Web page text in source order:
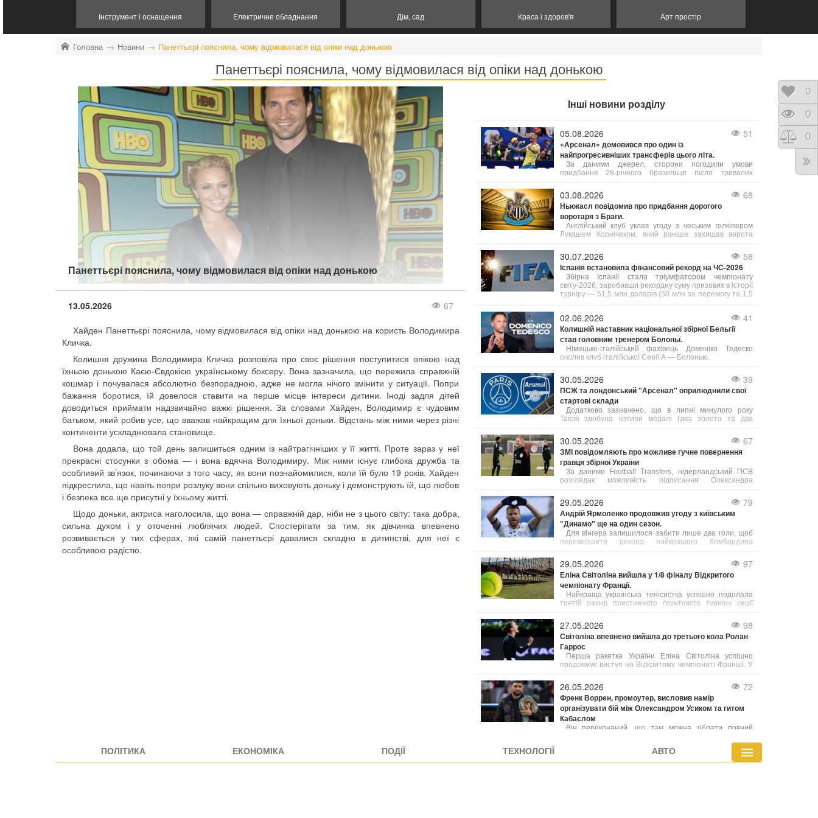
Інструмент і оснащення Електричне обладнання Дім, сад Краса і здоров'я Арт простір
Головна Новини Панеттьєрі пояснила, чому відмовилася від опіки над донькою
Панеттьєрі пояснила, чому відмовилася від опіки над донькою
Панеттьєрі пояснила, чому відмовилася від опіки над донькою
13.05.2026
67
Хайден Панеттьєрі пояснила, чому відмовилася від опіки над донькою на користь Володимира
Кличка.
Колишня дружина Володимира Кличка розповіла про своє рішення поступитися опікою над
їхньою донькою Каєю-Євдокією українському боксеру. Вона зазначила, що пережила справжній
кошмар і почувалася абсолютно безпорадною, адже не могла нічого змінити у ситуації. Попри
бажання боротися, їй довелося ставити на перше місце інтереси дитини. Іноді задля дітей
доводиться приймати надзвичайно важкі рішення. За словами Хайден, Володимир є чудовим
батьком, який робив усе, що вважав найкращим для їхньої доньки. Відстань між ними через різні
континенти ускладнювала становище.
Вона додала, що той день залишиться одним із найтрагічніших у її житті. Проте зараз у неї
прекрасні стосунки з обома — і вона вдячна Володимиру. Між ними існує глибока дружба та
особливий зв’язок, починаючи з того часу, як вони познайомилися, коли їй було 19 років. Хайден
підкреслила, що навіть попри розлуку вони спільно виховують доньку і демонструють їй, що любов
і безпека все ще присутні у їхньому житті.
Щодо доньки, актриса наголосила, що вона — справжній дар, ніби не з цього світу: така добра,
сильна духом і у оточенні люблячих людей. Спостерігати за тим, як дівчинка впевнено
розвивається у тих сферах, які самій панеттьєрі давалися складно в дитинстві, для неї є
особливою радістю.
Інші новини розділу
05.08.2026 51
«Арсенал» домовився про один із
найпрогресивніших трансферів цього літа.
За даними джерел, сторони погодили умови
придбання 28-річного бразильця після тривалих
затверджені ще в липні. «Каноніри» заплатять за
хавбека 75 мільйонів фунтів стерлінгів (87,5 млн євро).
03.08.2026 68
Ньюкасл повідомив про придбання дорогого
воротаря з Браги.
Англійський клуб уклав угоду з чеським голкіпером
Лукашем Хорнічеком, який раніше захищав ворота
30.07.2026 58
Іспанія встановила фінансовий рекорд на ЧС-2026
Збірна Іспанії стала тріумфатором чемпіонату
світу-2026, заробивши рекордну суму призових в історії
турніру — 51,5 млн доларів (50 млн за перемогу та 1,5
безпрецедентних 727 млн доларів.
02.06.2026 41
Колишній наставник національної збірної Бельгії
став головним тренером Болоньї.
Німецько-італійський фахівець Доменіко Тедеско
очолив клуб італійської Серії А — Болонью.
30.05.2026 39
ПСЖ та лондонський "Арсенал" оприлюднили свої
стартові склади
Додатково зазначено, що в липні минулого року
Таїсія здобула чотири медалі (два золота та два
30.05.2026 67
ЗМІ повідомляють про можливе гучне повернення
гравця збірної України
За даними Football Transfers, нідерландський ПСВ
розглядає можливість підписання Олександра
29.05.2026 79
Андрій Ярмоленко продовжив угоду з київським
"Динамо" ще на один сезон.
Для вінгера залишилося забити лише два голи, щоб
перевершити рекорд найкращого бомбардира
29.05.2026 97
Еліна Світоліна вийшла у 1/8 фіналу Відкритого
чемпіонату Франції.
Найкраща українська тенісистка успішно подолала
третій раунд престижного ґрунтового турніру серії
27.05.2026 98
Світоліна впевнено вийшла до третього кола Ролан
Гаррос
Перша ракетка України Еліна Світоліна успішно
продовжує виступ на Відкритому чемпіонаті Франції. У
26.05.2026 72
Френк Воррен, промоутер, висловив намір
організувати бій між Олександром Усиком та гитом
Кабаєлом
Він переконаний, що там можна зібрати повний
один день, і навіть попит був у рази більшим. Воррен
вважає, що бій проти Усика може стати великою
подією, враховуючи ще й значну українську спільноту в
ПОЛІТИКА ЕКОНОМІКА ПОДІЇ ТЕХНОЛОГІЇ АВТО
0
0
0